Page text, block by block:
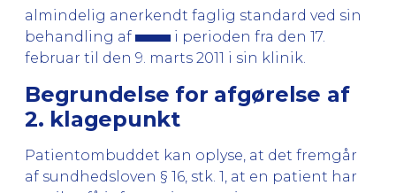
almindelig anerkendt faglig standard ved sin
behandling af
i perioden fra den 17.
februar til den 9. marts 2011 i sin klinik.
Begrundelse for afgørelse af
2. klagepunkt
Patientombuddet kan oplyse, at det fremgår
af sundhedsloven § 16, stk. 1, at en patient har